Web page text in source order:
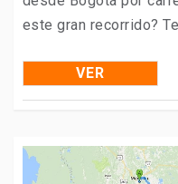
este gran recorrido? Te
VER